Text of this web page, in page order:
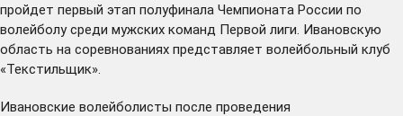
пройдет первый этап полуфинала Чемпионата России по
волейболу среди мужских команд Первой лиги. Ивановскую
область на соревнованиях представляет волейбольный клуб
«Текстильщик».
Ивановские волейболисты после проведения